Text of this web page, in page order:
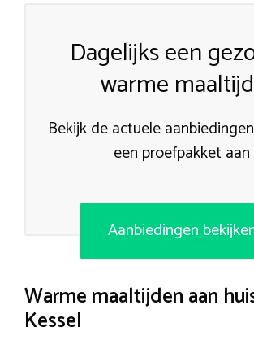
Dagelijks een
warme
Bekijk de actuele
een proefpakket aan
Aanbiedingen
Warme maaltijden aan
Kessel